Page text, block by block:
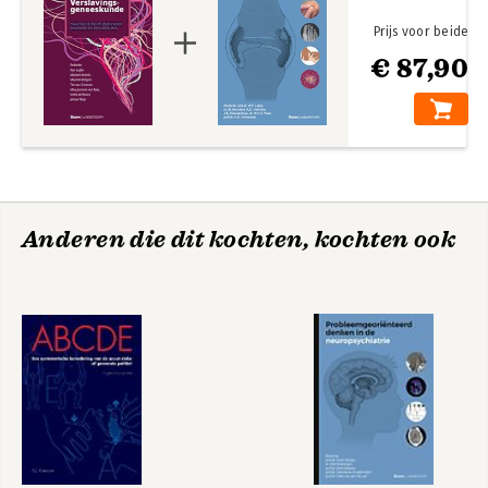
praktijk.
€ 87,90
Prijs voor beide
Anderen die dit kochten, kochten ook